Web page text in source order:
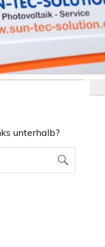
unterhalb?